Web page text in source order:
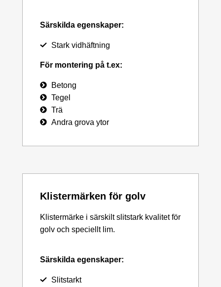
Särskilda egenskaper:
Stark vidhäftning
För montering på t.ex:
Betong
Tegel
Trä
Andra grova ytor
Klistermärken för golv
Klistermärke i särskilt slitstark kvalitet för
golv och speciellt lim.
Särskilda egenskaper:
Slitstarkt